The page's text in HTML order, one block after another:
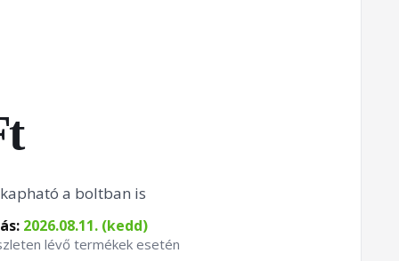
a boltban is
2026.08.11. (kedd)
lévő termékek esetén